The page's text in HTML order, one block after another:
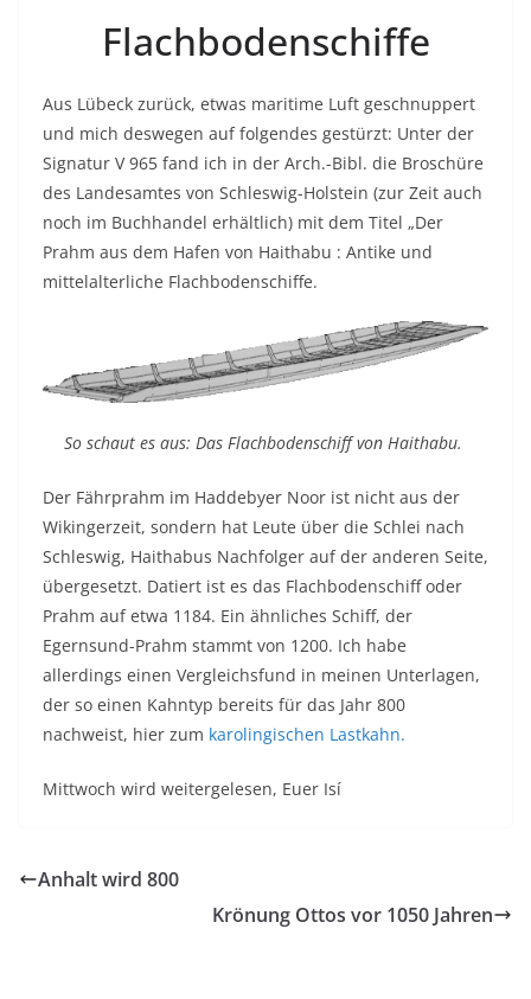
Flachbodenschiffe
Aus Lübeck zurück, etwas maritime Luft geschnuppert
und mich deswegen auf folgendes gestürzt: Unter der
Signatur V 965 fand ich in der Arch.-Bibl. die Broschüre
des Landesamtes von Schleswig-Holstein (zur Zeit auch
noch im Buchhandel erhältlich) mit dem Titel „Der
Prahm aus dem Hafen von Haithabu : Antike und
mittelalterliche Flachbodenschiffe.
So schaut es aus: Das Flachbodenschiff von Haithabu.
Der Fährprahm im Haddebyer Noor ist nicht aus der
Wikingerzeit, sondern hat Leute über die Schlei nach
Schleswig, Haithabus Nachfolger auf der anderen Seite,
übergesetzt. Datiert ist es das Flachbodenschiff oder
Prahm auf etwa 1184. Ein ähnliches Schiff, der
Egernsund-Prahm stammt von 1200. Ich habe
allerdings einen Vergleichsfund in meinen Unterlagen,
der so einen Kahntyp bereits für das Jahr 800
nachweist, hier zum karolingischen Lastkahn.
Mittwoch wird weitergelesen, Euer Isí
Anhalt wird 800
Krönung Ottos vor 1050 Jahren